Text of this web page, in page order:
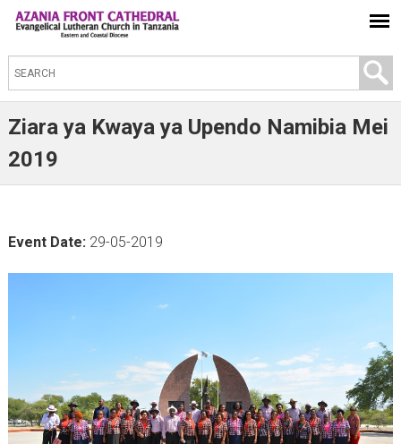
S
e
a
c
h
e
Ziara ya Kwaya ya Upendo Namibia Mei
2019
Event Date: 29-05-2019